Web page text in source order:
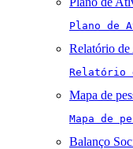
Plano de
Relatório
Relatório
Mapa de
Mapa de
Balanço